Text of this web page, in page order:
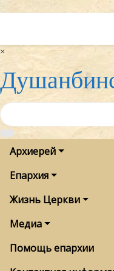
×
Архиерей
Епархия
Жизнь Церкви
Медиа
Помощь епархии